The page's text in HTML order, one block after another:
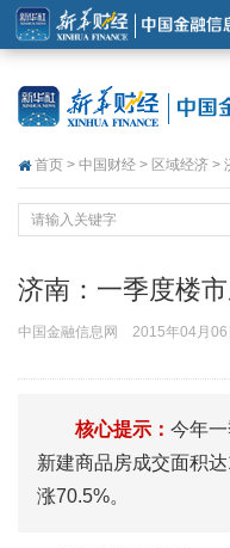
首页 > 中国财经 > 区域经济 >
济南：一季度楼
中国金融信息网 2015年04月06
核心提示： 今年一
新建商品房成交面积
涨70.5%。